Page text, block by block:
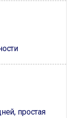
простая